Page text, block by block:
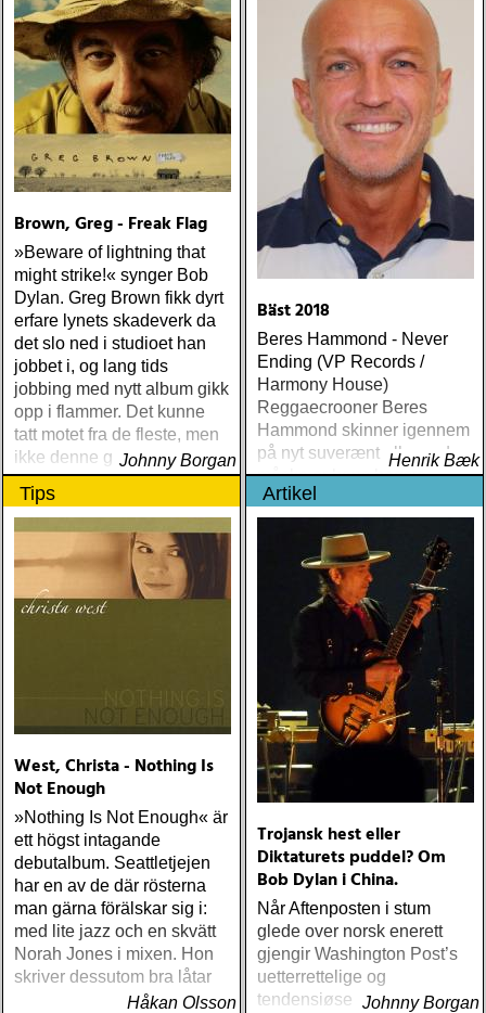
to Cleo) och Andrew Hyra
(Billy Pilgrim)
Brown, Greg - Freak Flag
»Beware of lightning that
might strike!« synger Bob
Dylan. Greg Brown fikk dyrt
erfare lynets skadeverk da
det slo ned i studioet han
jobbet i, og lang tids
jobbing med nytt album gikk
opp i flammer. Det kunne
tatt motet fra de fleste, men
ikke denne guttenJohnny Borgan
Bäst 2018
Beres Hammond - Never
Ending (VP Records /
Harmony House)
Reggaecrooner Beres
Hammond skinner igennem
på nyt suverænt album, der
måske er hans bedste
gennem tiderne
Henrik Bæk
Tips
West, Christa - Nothing Is
Not Enough
»Nothing Is Not Enough« är
ett högst intagande
debutalbum. Seattletjejen
har en av de där rösterna
man gärna förälskar sig i:
med lite jazz och en skvätt
Norah Jones i mixen. Hon
skriver dessutom bra låtar
Håkan Olsson
Artikel
Trojansk hest eller
Diktaturets puddel? Om
Bob Dylan i China.
Når Aftenposten i stum
glede over norsk enerett
gjengir Washington Post’s
uetterrettelige og
tendensiøse artikkel om
Johnny Borgan